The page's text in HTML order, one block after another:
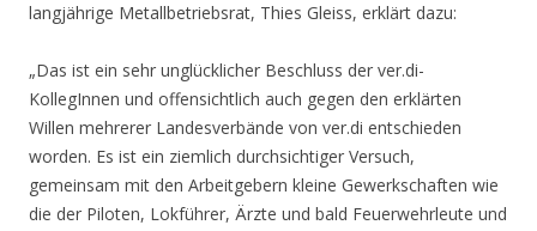
langjährige Metallbetriebsrat, Thies Gleiss, erklärt dazu:
„Das ist ein sehr unglücklicher Beschluss der ver.di-
KollegInnen und offensichtlich auch gegen den erklärten
Willen mehrerer Landesverbände von ver.di entschieden
worden. Es ist ein ziemlich durchsichtiger Versuch,
gemeinsam mit den Arbeitgebern kleine Gewerkschaften wie
die der Piloten, Lokführer, Ärzte und bald Feuerwehrleute und